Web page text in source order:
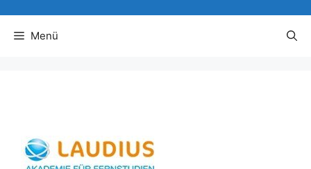
Menü